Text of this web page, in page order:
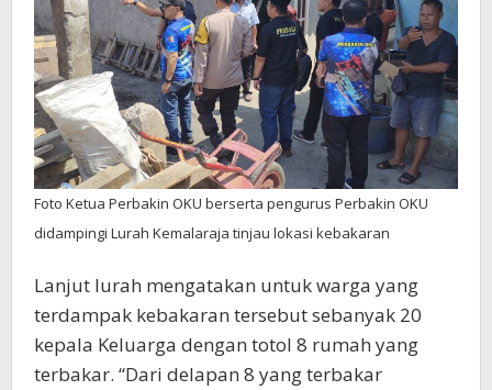
Foto Ketua Perbakin OKU berserta pengurus Perbakin OKU
didampingi Lurah Kemalaraja tinjau lokasi kebakaran
Lanjut lurah mengatakan untuk warga yang
terdampak kebakaran tersebut sebanyak 20
kepala Keluarga dengan totol 8 rumah yang
terbakar. “Dari delapan 8 yang terbakar